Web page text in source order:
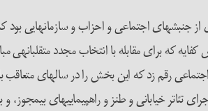
رقم زد که این بخش را در سال­های متعاقب
تئاتر خیابانی و طنز و راهپیمایی­های